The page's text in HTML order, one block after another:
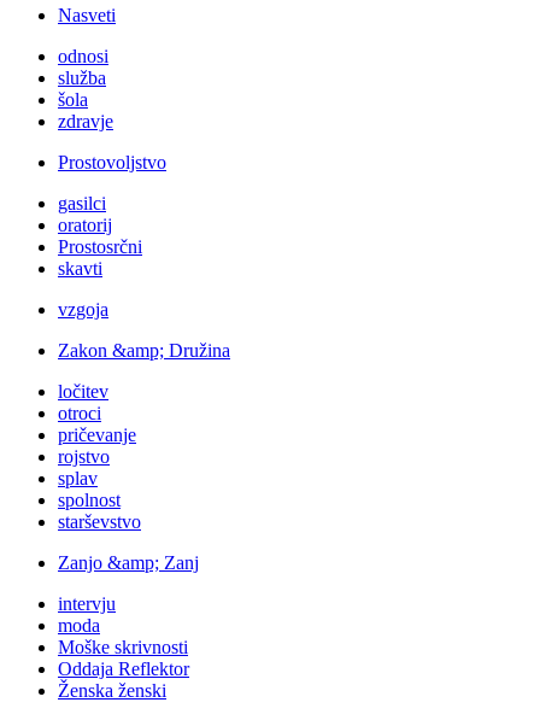
Nasveti
odnosi
služba
šola
zdravje
Prostovoljstvo
gasilci
oratorij
Prostosrčni
skavti
vzgoja
Zakon &amp; Družina
ločitev
otroci
pričevanje
rojstvo
splav
spolnost
starševstvo
Zanjo &amp; Zanj
intervju
moda
Moške skrivnosti
Oddaja Reflektor
Ženska ženski